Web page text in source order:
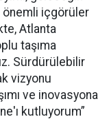
önemli içgörüler
Atlanta
taşıma
Sürdürülebilir
vizyonu
ve inovasyona
kutluyorum”